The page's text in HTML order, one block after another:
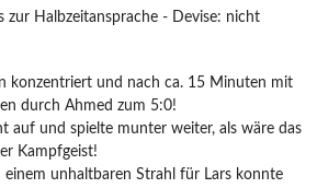
zur Halbzeitansprache - Devise: nicht
konzentriert und nach ca. 15 Minuten mit
durch Ahmed zum 5:0!
auf und spielte munter weiter, als wäre das
Kampfgeist!
unhaltbaren Strahl für Lars konnte